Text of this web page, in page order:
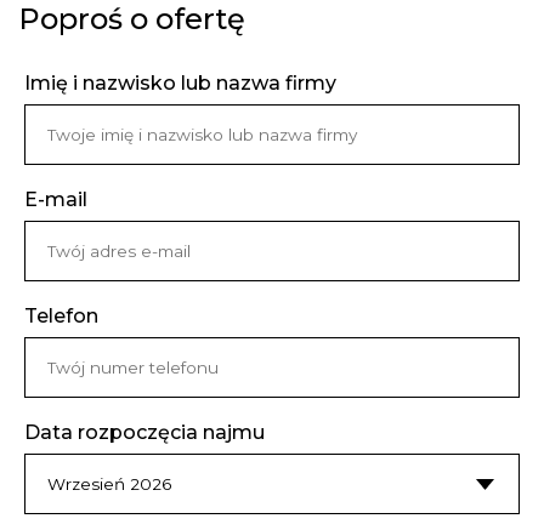
Poproś o ofertę
Imię i nazwisko lub nazwa firmy
E-mail
Telefon
Data rozpoczęcia najmu